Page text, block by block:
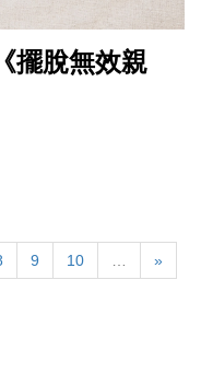
擺脫無效親
9 10 »